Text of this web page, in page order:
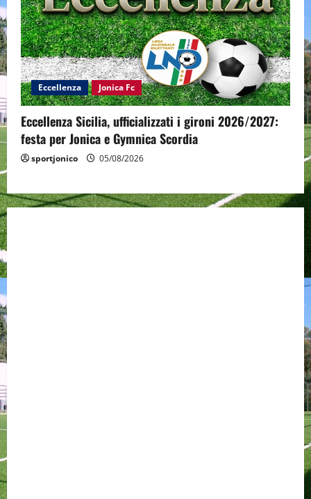
Eccellenza Jonica Fc
Eccellenza Sicilia, ufficializzati i gironi 2026/2027:
festa per Jonica e Gymnica Scordia
sportjonico 05/08/2026